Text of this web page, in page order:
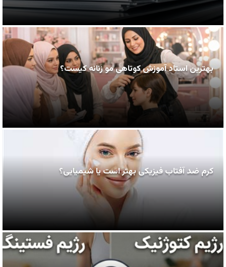
بهترین استاد آموزش کوتاهی مو زنانه کیست؟
کرم ضد آفتاب فیزیکی بهتر است یا شیمیایی؟